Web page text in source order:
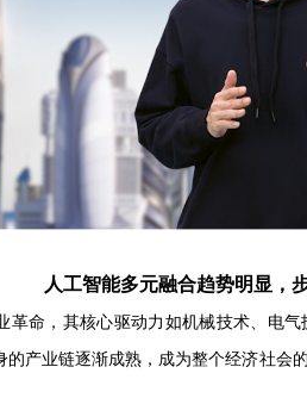
人工智能多元融合趋势明显，
革命，其核心驱动力如机械技术、电
的产业链逐渐成熟，成为整个经济社